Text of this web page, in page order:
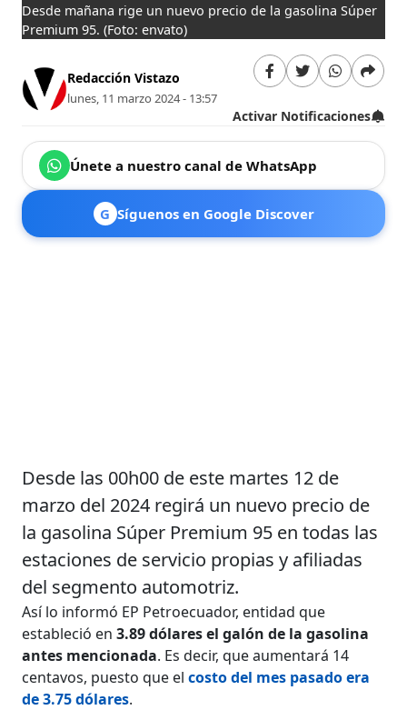
Desde mañana rige un nuevo precio de la gasolina Súper
Premium 95.(Foto: envato)
Redacción Vistazo
lunes, 11 marzo 2024 - 13:57
Activar Notificaciones
Únete a nuestro canal de WhatsApp
G Síguenos en Google Discover
Desde las 00h00 de este martes 12 de
marzo del 2024 regirá un nuevo precio de
la gasolina Súper Premium 95 en todas las
estaciones de servicio propias y afiliadas
del segmento automotriz.
Así lo informó EP Petroecuador, entidad que
estableció en 3.89 dólares el galón de la gasolina
antes mencionada. Es decir, que aumentará 14
centavos, puesto que elcosto del mes pasado era
de 3.75 dólares.